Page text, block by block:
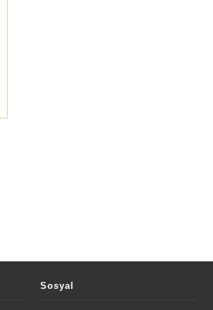
Sosyal